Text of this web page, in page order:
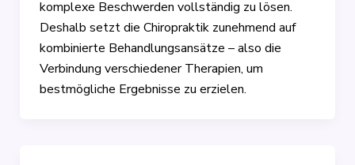
komplexe Beschwerden vollständig zu lösen.
Deshalb setzt die Chiropraktik zunehmend auf
kombinierte Behandlungsansätze – also die
Verbindung verschiedener Therapien, um
bestmögliche Ergebnisse zu erzielen.